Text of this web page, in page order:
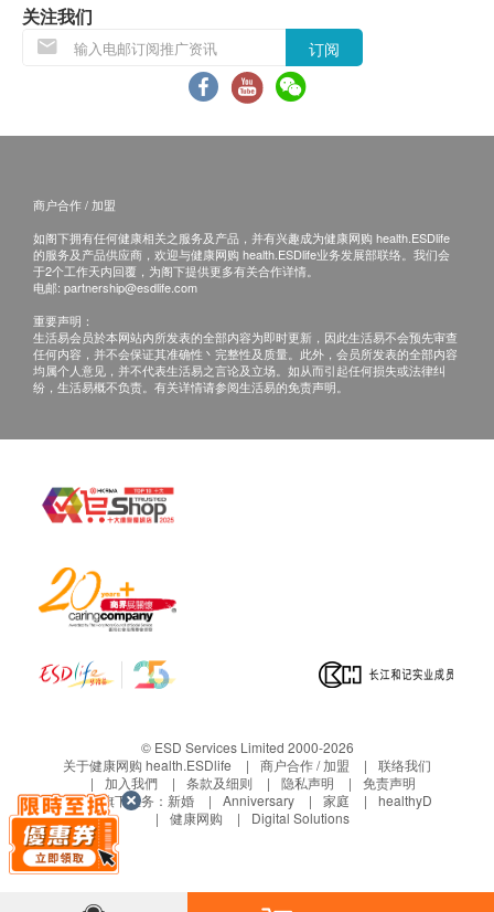
退换产品必须包装完整，如退换之产品有任何残缺
或过期退回，供应商有权不受理。
如有其他损坏或遗漏查询，顾客必须保留有效收据
正本，并于送货后3个工作天内按下列方式联络
关注我们
订阅
商户合作 / 加盟
如阁下拥有任何健康相关之服务及产品，并有兴趣成为健康网购 health.ESDlife
的服务及产品供应商，欢迎与健康网购 health.ESDlife业务发展部联络。我们会
于2个工作天内回覆，为阁下提供更多有关合作详情。
电邮: partnership@esdlife.com
重要声明：
生活易会员於本网站内所发表的全部内容为即时更新，因此生活易不会预先审查
任何内容，并不会保证其准确性丶完整性及质量。此外，会员所发表的全部内容
均属个人意见，并不代表生活易之言论及立场。如从而引起任何损失或法律纠
纷，生活易概不负责。有关详情请参阅生活易的免责声明。
© ESD Services Limited 2000-2026
关于健康网购 health.ESDlife
商户合作 / 加盟
联络我们
加入我們
条款及细则 隐私声明
免责声明
生活易旗下业务： 新婚 Anniversary 家庭
healthyD
健康网购
Digital Solutions